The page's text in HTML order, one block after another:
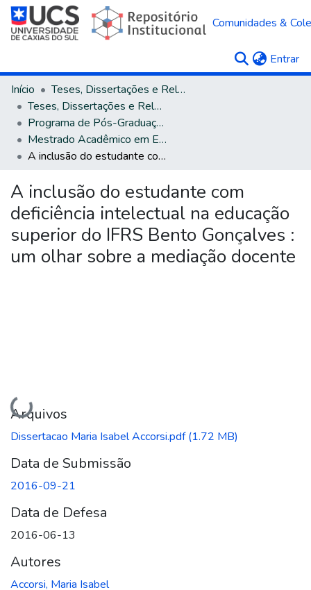
Comunidades &
Entrar
Início
Teses, Dissertações e Relatórios
Teses, Dissertações e Relatórios defendidos na UCS
Programa de Pós-Graduação em Educação
Mestrado Acadêmico em Educação
A inclusão do estudante com deficiência intelectual na educação superior do IFRS Bento Gonçalves : um olhar sobre a mediação docente
A inclusão do estudante com
deficiência intelectual na educação
superior do IFRS Bento Gonçalves :
um olhar sobre a mediação docente
Carregando...
Arquivos
Dissertacao Maria Isabel Accorsi.pdf(1.72 MB)
Data de Submissão
2016-09-21
Data de Defesa
2016-06-13
Autores
Accorsi, Maria Isabel